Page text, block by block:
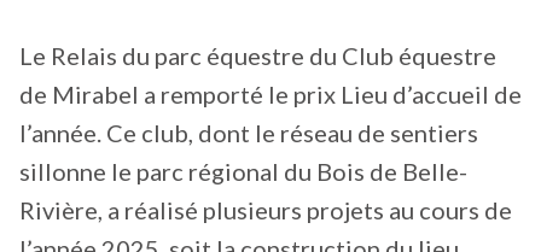
Le Relais du parc équestre du Club équestre
de Mirabel a remporté le prix Lieu d’accueil de
l’année. Ce club, dont le réseau de sentiers
sillonne le parc régional du Bois de Belle-
Rivière, a réalisé plusieurs projets au cours de